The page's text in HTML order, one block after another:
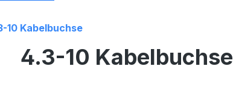
10 Kabelbuchse
4.3-10 Kabelbuchse